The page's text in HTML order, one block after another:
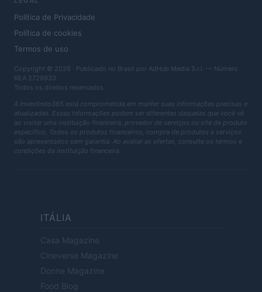
Política de Privacidade
Política de cookies
Termos de uso
Copyright © 2026 · Publicado no Brasil por AdHub Media S.r.l. — Número
REA 2729933
Todos os direitos reservados
A Investindo365 está comprometida em manter suas informações precisas e
atualizadas. Essas informações podem ser diferentes daquelas que você vê
ao visitar uma instituição financeira, provedor de serviços ou site de produto
específico. Todos os produtos financeiros, compra de produtos e serviços
são apresentados sem garantia. Ao avaliar as ofertas, consulte os termos e
condições da instituição financeira.
ITÁLIA
Casa Magazine
Cineverse Magazine
Donne Magazine
Food Blog